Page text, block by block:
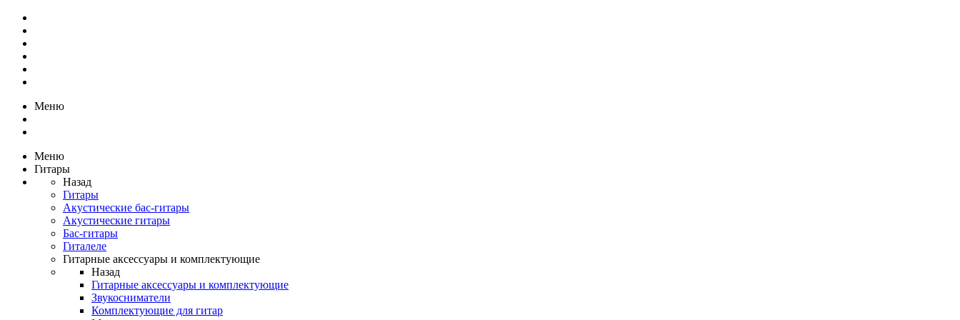
Меню
Меню
Гитары
Назад
Гитары
Акустические бас-гитары
Акустические гитары
Бас-гитары
Гиталеле
Гитарные аксессуары и комплектующие
Назад
Гитарные аксессуары и комплектующие
Звукосниматели
Комплектующие для гитар